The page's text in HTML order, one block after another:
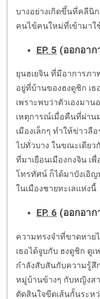
บางอย่างเกิดขึ้นที่คลี
คนไข้คนใหม่ที่เข้ามาใ
EP. 5 (ออกอา
ยุนฮเยจิน ที่มีอาการภ
อยู่ที่บ้านของฮงดูชิก เ
เพราะพบว่าตัวเองมา
เหตุการณ์เมื่อคืนที่ผ่าน
เมืองเล็กๆ ทำให้ข่าวลื
ไปทั่วบาง ในขณะเดียว
ที่มาเยือนเมืองกงจิน เ
โทรทัศน์ ก็ได้มาบังเอิ
ในเมืองชายทะเลแห่งนี้
EP. 6 (ออกอา
ความทรงจำที่ขาดหาย
เธอได้จูบกับ ฮงดูชิก ดูเ
กำลังสับสันกับความรู้สึ
หมู่บ้านข้างๆ กับหญิงส
ตัดสินใจขีดเส้นกั้นระห